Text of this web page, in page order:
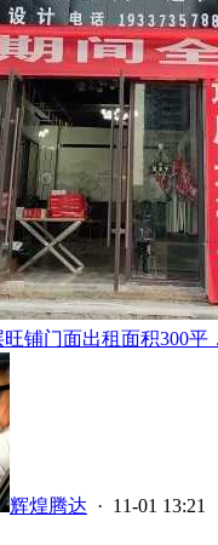
铺门面出租面积300
辉煌腾达 · 11-01 13:21